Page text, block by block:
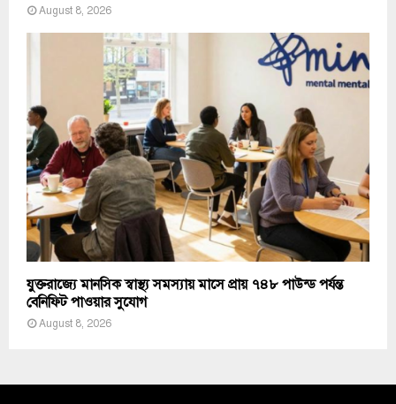
August 8, 2026
যুক্তরাজ্যে মানসিক স্বাস্থ্য সমস্যায় মাসে প্রায় ৭৪৮ পাউন্ড পর্যন্ত
বেনিফিট পাওয়ার সুযোগ
August 8, 2026